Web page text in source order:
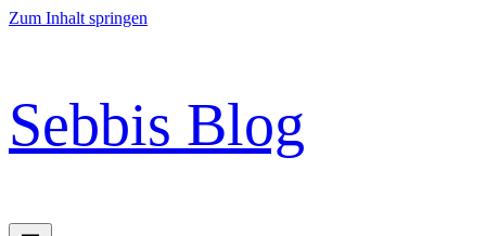
Zum Inhalt springen
Sebbis Blog